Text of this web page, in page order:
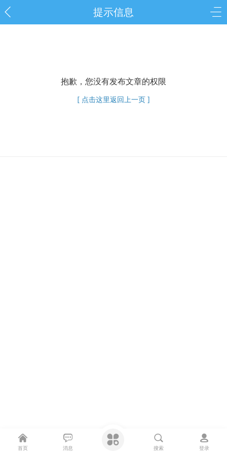
提示信息
抱歉，您没有发布文章的权限
[ 点击这里返回上一页 ]
首页 消息 搜索 登录